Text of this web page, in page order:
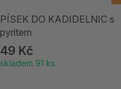
PÍSEK DO KADIDELNIC s
pyritem
49 Kč
skladem 91 ks